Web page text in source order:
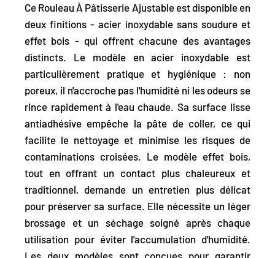
Ce Rouleau À Pâtisserie Ajustable est disponible en
deux finitions - acier inoxydable sans soudure et
effet bois - qui offrent chacune des avantages
distincts. Le modèle en acier inoxydable est
particulièrement pratique et hygiénique : non
poreux, il n'accroche pas l'humidité ni les odeurs se
rince rapidement à l'eau chaude. Sa surface lisse
antiadhésive empêche la pâte de coller, ce qui
facilite le nettoyage et minimise les risques de
contaminations croisées. Le modèle effet bois,
tout en offrant un contact plus chaleureux et
traditionnel, demande un entretien plus délicat
pour préserver sa surface. Elle nécessite un léger
brossage et un séchage soigné après chaque
utilisation pour éviter l'accumulation d'humidité.
Les deux modèles sont conçues pour garantir